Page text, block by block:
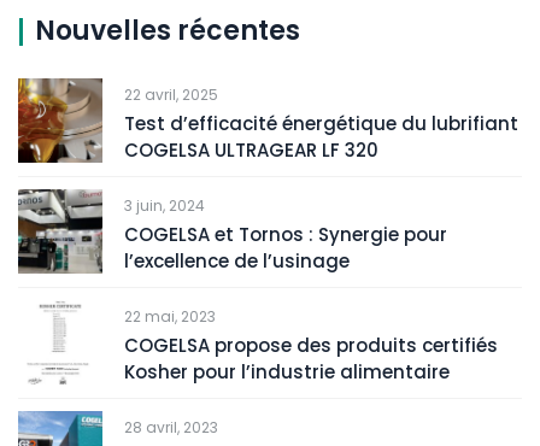
Nouvelles récentes
22 avril, 2025
Test d’efficacité énergétique du lubrifiant
COGELSA ULTRAGEAR LF 320
3 juin, 2024
COGELSA et Tornos : Synergie pour
l’excellence de l’usinage
22 mai, 2023
COGELSA propose des produits certifiés
Kosher pour l’industrie alimentaire
28 avril, 2023